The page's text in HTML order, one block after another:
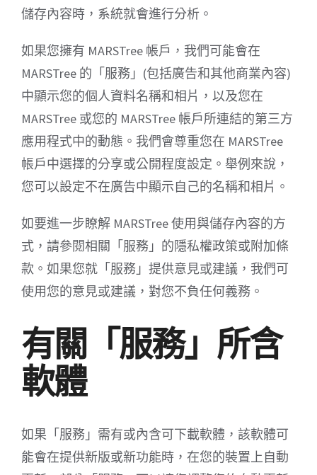
儲存內容時，系統就會進行分析。
如果您擁有 MARSTree 帳戶，我們可能會在
MARSTree 的「服務」(包括廣告和其他商業內容)
中顯示您的個人資料名稱和相片，以及您在
MARSTree 或您的 MARSTree 帳戶所連結的第三方
應用程式中的動態。我們會尊重您在 MARSTree
帳戶中選擇的分享或公開程度設定。舉例來說，
您可以設定不在廣告中顯示自己的名稱和相片。
如要進一步瞭解 MARSTree 使用與儲存內容的方
式，請參閱相關「服務」的隱私權政策或附加條
款。如果您就「服務」提供意見或建議，我們可
使用您的意見或建議，對您不負任何義務。
有關「服務」所含
軟體
如果「服務」需有或內含可下載軟體，該軟體可
能會在提供新版或新功能時，在您的裝置上自動